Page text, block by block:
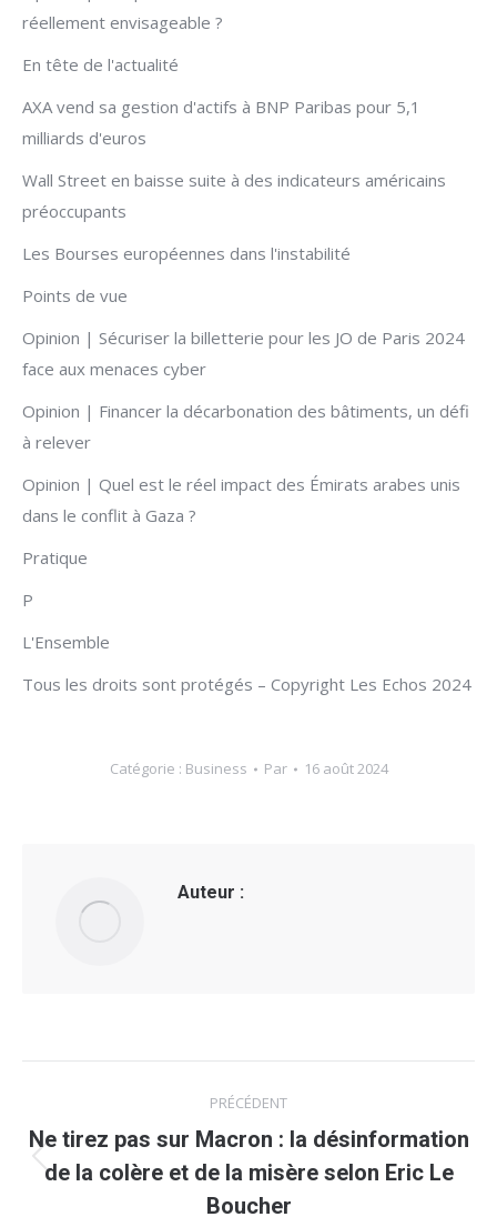
réellement envisageable ?
En tête de l'actualité
AXA vend sa gestion d'actifs à BNP Paribas pour 5,1
milliards d'euros
Wall Street en baisse suite à des indicateurs américains
préoccupants
Les Bourses européennes dans l'instabilité
Points de vue
Opinion | Sécuriser la billetterie pour les JO de Paris 2024
face aux menaces cyber
Opinion | Financer la décarbonation des bâtiments, un défi
à relever
Opinion | Quel est le réel impact des Émirats arabes unis
dans le conflit à Gaza ?
Pratique
P
L'Ensemble
Tous les droits sont protégés – Copyright Les Echos 2024
Catégorie : Business Par 16 août 2024
Auteur :
article
PRÉCÉDENT
Article
précédent
Ne tirez pas sur Macron : la désinformation
de la colère et de la misère selon Eric Le
Boucher